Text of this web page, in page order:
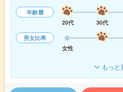
年齢層
20代
30代
男女比率
女性
もっと